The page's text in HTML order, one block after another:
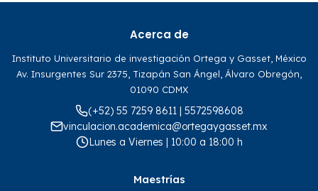
Acerca de
Instituto Universitario de investigación Ortega y Gasset, México
Av. Insurgentes Sur 2375, Tizapán San Ángel, Álvaro Obregón,
01090 CDMX
(+52) 55 7259 8611 | 5572598608
vinculacion.academica@ortegaygasset.mx
Lunes a Viernes | 10:00 a 18:00 h
Maestrías